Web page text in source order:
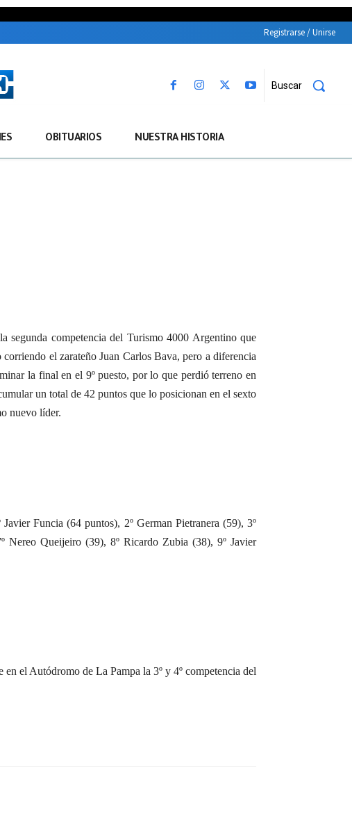
Registrarse / Unirse
Buscar
OBITUARIOS NUESTRA HISTORIA
segunda competencia del Turismo 4000 Argentino que
el zarateño Juan Carlos Bava, pero a diferencia
la final en el 9º puesto, por lo que perdió terreno en
un total de 42 puntos que lo posicionan en el sexto
nuevo líder.
Funcia (64 puntos), 2º German Pietranera (59), 3º
Nereo Queijeiro (39), 8º Ricardo Zubia (38), 9º Javier
el Autódromo de La Pampa la 3º y 4º competencia del